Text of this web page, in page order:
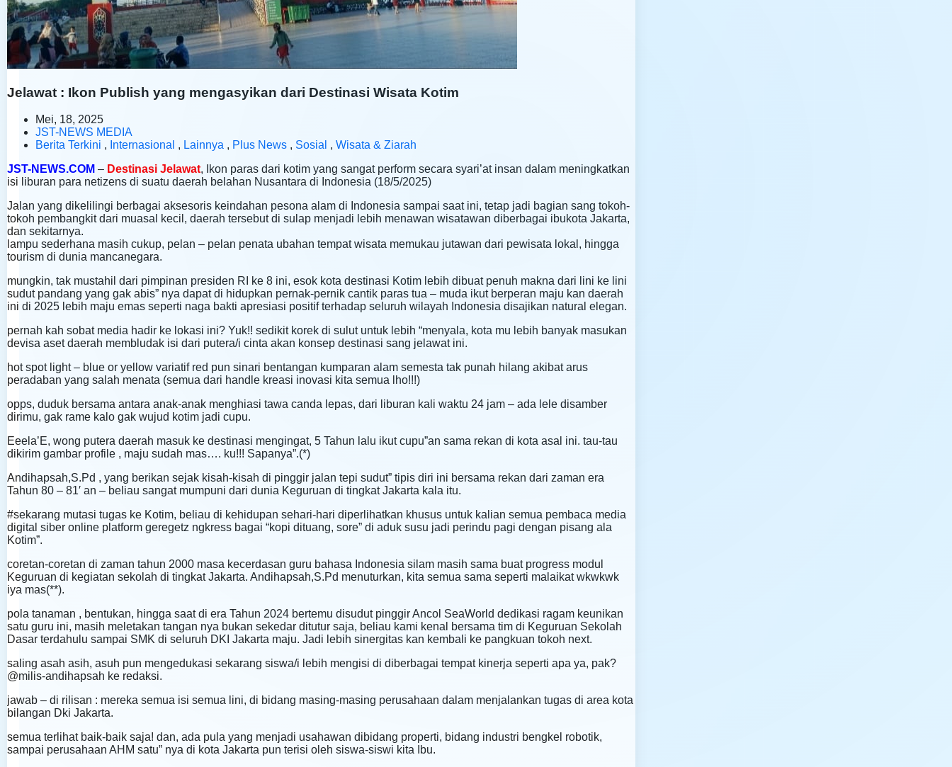
Jelawat : Ikon Publish yang mengasyikan dari Destinasi Wisata Kotim
Mei, 18, 2025
JST-NEWS MEDIA
Berita Terkini , Internasional , Lainnya , Plus News , Sosial , Wisata & Ziarah
JST-NEWS.COM – Destinasi Jelawat, Ikon paras dari kotim yang sangat perform secara syari’at insan dalam meningkatkan
isi liburan para netizens di suatu daerah belahan Nusantara di Indonesia (18/5/2025)
Jalan yang dikelilingi berbagai aksesoris keindahan pesona alam di Indonesia sampai saat ini, tetap jadi bagian sang tokoh-
tokoh pembangkit dari muasal kecil, daerah tersebut di sulap menjadi lebih menawan wisatawan diberbagai ibukota Jakarta,
dan sekitarnya.
lampu sederhana masih cukup, pelan – pelan penata ubahan tempat wisata memukau jutawan dari pewisata lokal, hingga
tourism di dunia mancanegara.
mungkin, tak mustahil dari pimpinan presiden RI ke 8 ini, esok kota destinasi Kotim lebih dibuat penuh makna dari lini ke lini
sudut pandang yang gak abis” nya dapat di hidupkan pernak-pernik cantik paras tua – muda ikut berperan maju kan daerah
ini di 2025 lebih maju emas seperti naga bakti apresiasi positif terhadap seluruh wilayah Indonesia disajikan natural elegan.
pernah kah sobat media hadir ke lokasi ini? Yuk!! sedikit korek di sulut untuk lebih “menyala, kota mu lebih banyak masukan
devisa aset daerah membludak isi dari putera/i cinta akan konsep destinasi sang jelawat ini.
hot spot light – blue or yellow variatif red pun sinari bentangan kumparan alam semesta tak punah hilang akibat arus
peradaban yang salah menata (semua dari handle kreasi inovasi kita semua lho!!!)
opps, duduk bersama antara anak-anak menghiasi tawa canda lepas, dari liburan kali waktu 24 jam – ada lele disamber
dirimu, gak rame kalo gak wujud kotim jadi cupu.
Eeela’E, wong putera daerah masuk ke destinasi mengingat, 5 Tahun lalu ikut cupu”an sama rekan di kota asal ini. tau-tau
dikirim gambar profile , maju sudah mas…. ku!!! Sapanya”.(*)
Andihapsah,S.Pd , yang berikan sejak kisah-kisah di pinggir jalan tepi sudut” tipis diri ini bersama rekan dari zaman era
Tahun 80 – 81′ an – beliau sangat mumpuni dari dunia Keguruan di tingkat Jakarta kala itu.
#sekarang mutasi tugas ke Kotim, beliau di kehidupan sehari-hari diperlihatkan khusus untuk kalian semua pembaca media
digital siber online platform geregetz ngkress bagai “kopi dituang, sore” di aduk susu jadi perindu pagi dengan pisang ala
Kotim”.
coretan-coretan di zaman tahun 2000 masa kecerdasan guru bahasa Indonesia silam masih sama buat progress modul
Keguruan di kegiatan sekolah di tingkat Jakarta. Andihapsah,S.Pd menuturkan, kita semua sama seperti malaikat wkwkwk
iya mas(**).
pola tanaman , bentukan, hingga saat di era Tahun 2024 bertemu disudut pinggir Ancol SeaWorld dedikasi ragam keunikan
satu guru ini, masih meletakan tangan nya bukan sekedar ditutur saja, beliau kami kenal bersama tim di Keguruan Sekolah
Dasar terdahulu sampai SMK di seluruh DKI Jakarta maju. Jadi lebih sinergitas kan kembali ke pangkuan tokoh next.
saling asah asih, asuh pun mengedukasi sekarang siswa/i lebih mengisi di diberbagai tempat kinerja seperti apa ya, pak?
@milis-andihapsah ke redaksi.
jawab – di rilisan : mereka semua isi semua lini, di bidang masing-masing perusahaan dalam menjalankan tugas di area kota
bilangan Dki Jakarta.
semua terlihat baik-baik saja! dan, ada pula yang menjadi usahawan dibidang properti, bidang industri bengkel robotik,
sampai perusahaan AHM satu” nya di kota Jakarta pun terisi oleh siswa-siswi kita Ibu.